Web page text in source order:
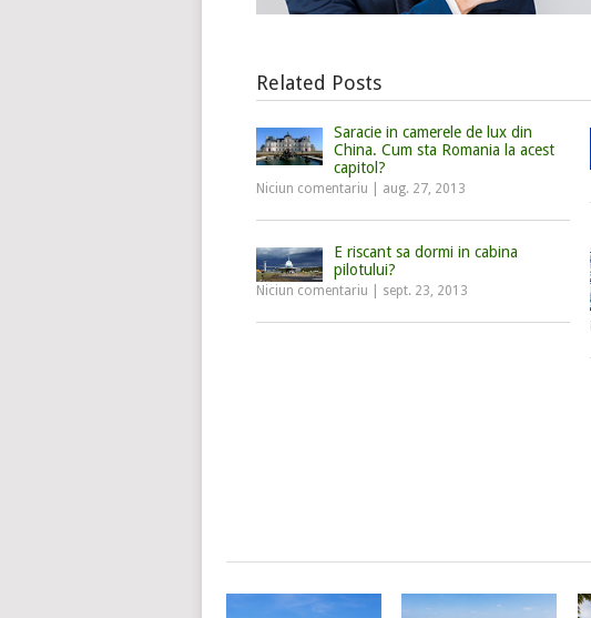
Related Posts
Saracie in camerele de lux din
China. Cum sta Romania la acest
capitol?
Niciun comentariu aug. 27, 2013
E riscant sa dormi in cabina
pilotului?
Niciun comentariu sept. 23, 2013